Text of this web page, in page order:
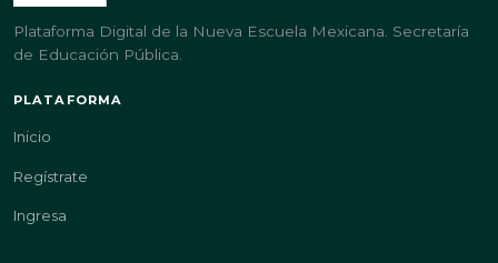
Plataforma Digital de la Nueva Escuela Mexicana. Secretaría
de Educación Pública.
PLATAFORMA
Inicio
Regístrate
Ingresa